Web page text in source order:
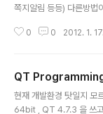
쪽지알림 등등) 다른방법
ysOnTopHint);
0 0 2012. 1. 17.
QT Programming
현재 개발환경 탓일지 모
64bit , QT 4.7.3 을 쓰고